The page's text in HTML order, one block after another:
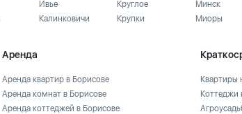
Ивье
Калинковичи
Круглое
Крупки
Минск
Миоры
Аренда
Аренда квартир в Борисове
Аренда комнат в Борисове
Аренда коттеджей в Борисове
Квартиры
Коттеджи